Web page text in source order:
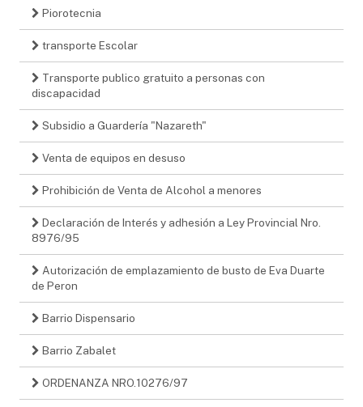
Piorotecnia
transporte Escolar
Transporte publico gratuito a personas con
discapacidad
Subsidio a Guardería "Nazareth"
Venta de equipos en desuso
Prohibición de Venta de Alcohol a menores
Declaración de Interés y adhesión a Ley Provincial Nro.
8976/95
Autorización de emplazamiento de busto de Eva Duarte
de Peron
Barrio Dispensario
Barrio Zabalet
ORDENANZA NRO.10276/97